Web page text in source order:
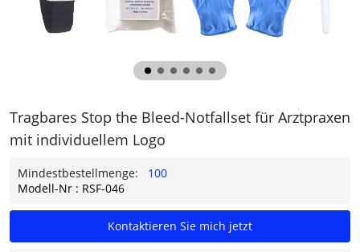
Tragbares Stop the Bleed-Notfallset für Arztpraxen
mit individuellem Logo
Mindestbestellmenge:
100
Modell-Nr : RSF-046
Kontaktieren Sie mich jetzt